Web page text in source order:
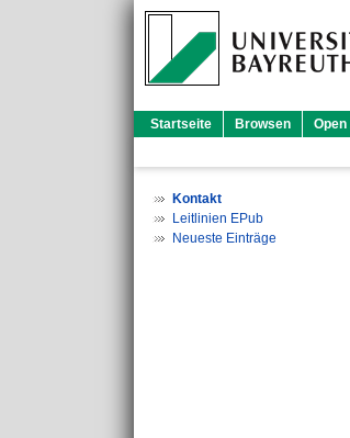
Startseite Browsen
Kontakt
Leitlinien EPub
Neueste Einträge